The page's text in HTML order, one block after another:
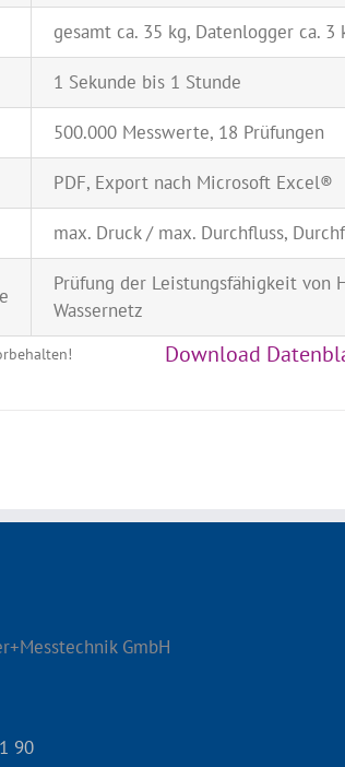
gesamt ca. 35 kg, Datenlogger ca. 3
1 Sekunde bis 1 Stunde
500.000 Messwerte, 18 Prüfungen
PDF, Export nach Microsoft Excel®
max. Druck / max. Durchfluss,
Prüfung der Leistungsfähigkeit von
Wassernetz
Download
GmbH
90